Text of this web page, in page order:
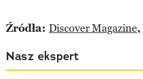
Źródła: Discover Magazine,
Nasz ekspert